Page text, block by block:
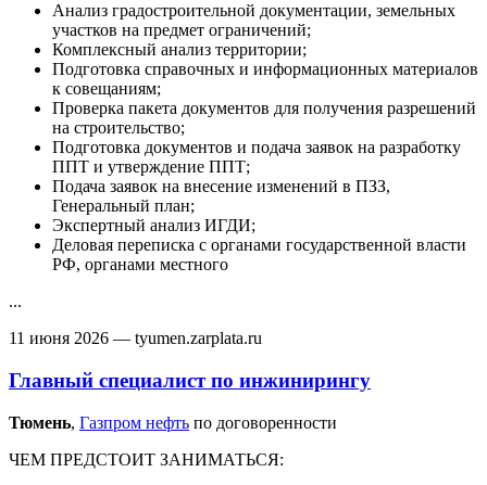
Анализ градостроительной документации, земельных
участков на предмет ограничений;
Комплексный анализ территории;
Подготовка справочных и информационных материалов
к совещаниям;
Проверка пакета документов для получения разрешений
на строительство;
Подготовка документов и подача заявок на разработку
ППТ и утверждение ППТ;
Подача заявок на внесение изменений в ПЗЗ,
Генеральный план;
Экспертный анализ ИГДИ;
Деловая переписка с органами государственной власти
РФ, органами местного
...
11 июня 2026 — tyumen.zarplata.ru
Главный специалист по инжинирингу
Тюмень‎, Газпром нефть по договоренности
ЧЕМ ПРЕДСТОИТ ЗАНИМАТЬСЯ: